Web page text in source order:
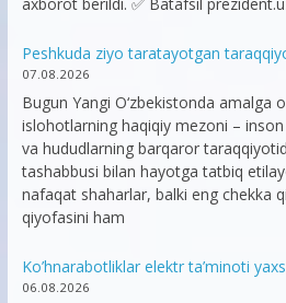
Peshkuda ziyo taratayotgan
07.08.2026
Bugun Yangi O‘zbekistonda amalga
islohotlarning haqiqiy mezoni –
va hududlarning barqaror
tashabbusi bilan hayotga tatbiq
nafaqat shaharlar, balki eng chekka
qiyofasini ham
Ko’hnarabotliklar elektr ta’minoti
06.08.2026